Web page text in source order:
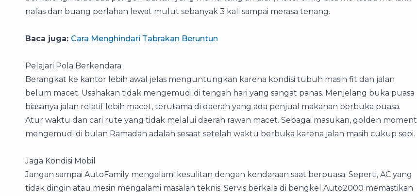
nafas dan buang perlahan lewat mulut sebanyak 3 kali sampai merasa tenang.
Baca juga: Cara Menghindari Tabrakan Beruntun
Pelajari Pola Berkendara
Berangkat ke kantor lebih awal jelas menguntungkan karena kondisi tubuh masih fit dan jalan
belum macet. Usahakan tidak mengemudi di tengah hari yang sangat panas. Menjelang buka puasa
biasanya jalan relatif lebih macet, terutama di daerah yang ada penjual makanan berbuka puasa.
Atur waktu dan cari rute yang tidak melalui daerah rawan macet. Sebagai masukan, golden moment
mengemudi di bulan Ramadan adalah sesaat setelah waktu berbuka karena jalan masih cukup sepi.
Jaga Kondisi Mobil
Jangan sampai AutoFamily mengalami kesulitan dengan kendaraan saat berpuasa. Seperti, AC yang
tidak dingin atau mesin mengalami masalah teknis. Servis berkala di bengkel Auto2000 memastikan